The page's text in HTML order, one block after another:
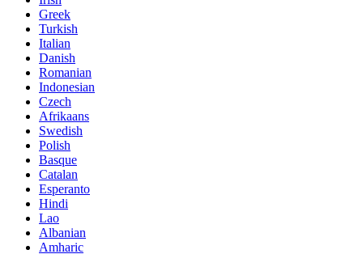
Greek
Turkish
Italian
Danish
Romanian
Indonesian
Czech
Afrikaans
Swedish
Polish
Basque
Catalan
Esperanto
Hindi
Lao
Albanian
Amharic